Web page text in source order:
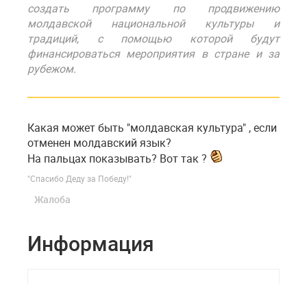
создать программу по продвижению
молдавской национальной культуры и
традиций, с помощью которой будут
финансироваться мероприятия в стране и за
рубежом.
Какая может быть "молдавская культура" , если
отменен молдавский язык?
На пальцах показывать? Вот так ?
"Спасибо Деду за Победу!"
Жалоба
Информация